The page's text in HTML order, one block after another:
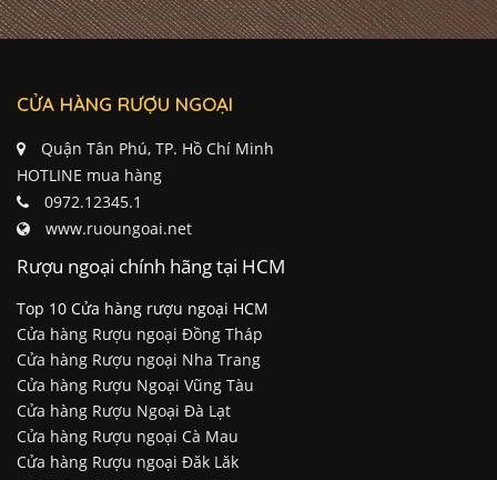
CỬA HÀNG RƯỢU NGOẠI
Quận Tân Phú, TP. Hồ Chí Minh
HOTLINE mua hàng
0972.12345.1
www.ruoungoai.net
Rượu ngoại chính hãng tại HCM
Top 10 Cửa hàng rượu ngoại HCM
Cửa hàng Rượu ngoại Đồng Tháp
Cửa hàng Rượu ngoại Nha Trang
Cửa hàng Rượu Ngoại Vũng Tàu
Cửa hàng Rượu Ngoại Đà Lạt
Cửa hàng Rượu ngoại Cà Mau
Cửa hàng Rượu ngoại Đăk Lăk